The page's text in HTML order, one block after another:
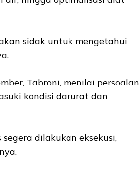
sidak untuk mengetahui
Tabroni, menilai persoalan
kondisi darurat dan
dilakukan eksekusi,